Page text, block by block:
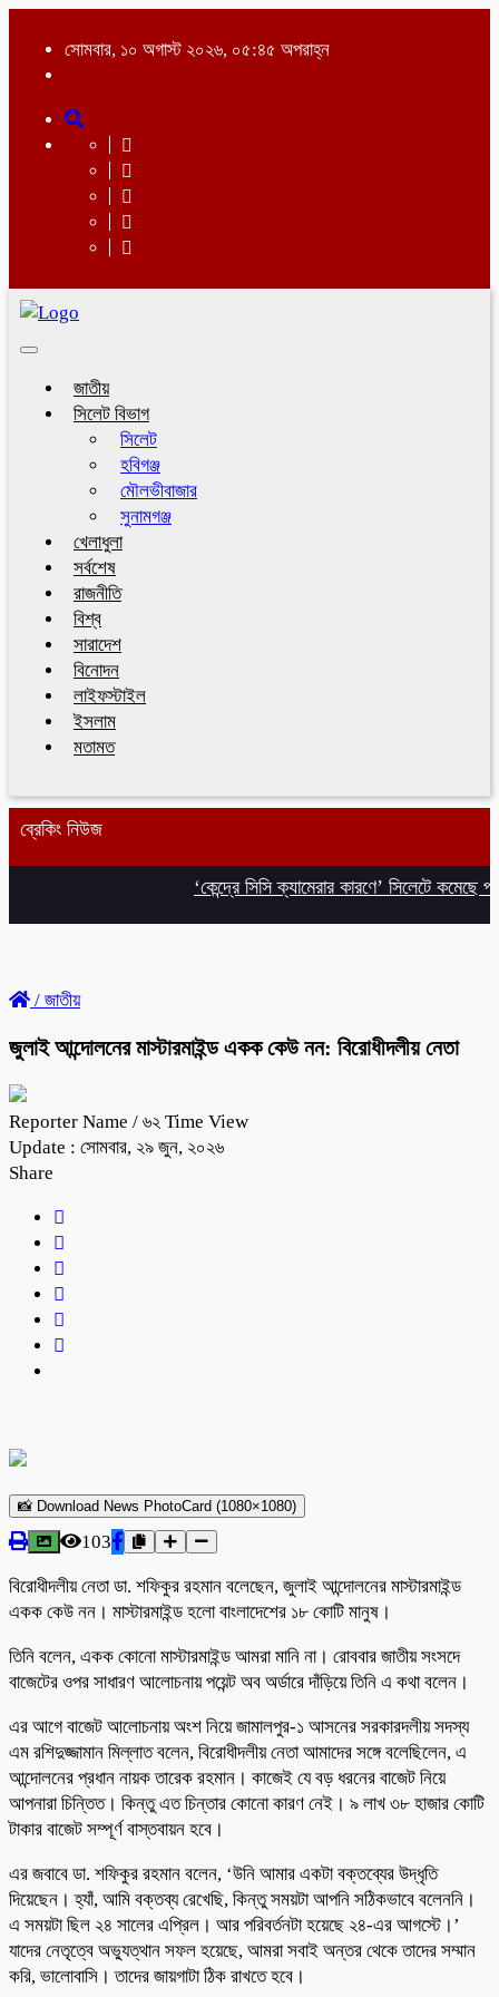
সোমবার, ১০ অগাস্ট ২০২৬, ০৫:৪৫ অপরাহ্ন
Toggle
জাতীয়
সিলেট বিভাগ
সিলেট
হবিগঞ্জ
মৌলভীবাজার
সুনামগঞ্জ
খেলাধুলা
সর্বশেষ
রাজনীতি
বিশ্ব
সারাদেশ
বিনোদন
লাইফস্টাইল
ইসলাম
মতামত
ব্রেকিং নিউজ
‘কেন্দ্রে সিসি ক্যামেরার কারণে’ সিলেটে কমেছে
/ জাতীয়
জুলাই আন্দোলনের মাস্টারমাইন্ড একক কেউ নন: বিরোধীদলীয় নেতা
Reporter Name / ৬২ Time View
Update : সোমবার, ২৯ জুন, ২০২৬
Share
📸 Download News PhotoCard (1080×1080)
103
বিরোধীদলীয় নেতা ডা. শফিকুর রহমান বলেছেন, জুলাই আন্দোলনের মাস্টারমাইন্ড
একক কেউ নন। মাস্টারমাইন্ড হলো বাংলাদেশের ১৮ কোটি মানুষ।
তিনি বলেন, একক কোনো মাস্টারমাইন্ড আমরা মানি না। রোববার জাতীয় সংসদে
বাজেটের ওপর সাধারণ আলোচনায় পয়েন্ট অব অর্ডারে দাঁড়িয়ে তিনি এ কথা বলেন।
এর আগে বাজেট আলোচনায় অংশ নিয়ে জামালপুর-১ আসনের সরকারদলীয় সদস্য
এম রশিদুজ্জামান মিল্লাত বলেন, বিরোধীদলীয় নেতা আমাদের সঙ্গে বলেছিলেন, এ
আন্দোলনের প্রধান নায়ক তারেক রহমান। কাজেই যে বড় ধরনের বাজেট নিয়ে
আপনারা চিন্তিত। কিন্তু এত চিন্তার কোনো কারণ নেই। ৯ লাখ ৩৮ হাজার কোটি
টাকার বাজেট সম্পূর্ণ বাস্তবায়ন হবে।
এর জবাবে ডা. শফিকুর রহমান বলেন, ‘উনি আমার একটা বক্তব্যের উদ্ধৃতি
দিয়েছেন। হ্যাঁ, আমি বক্তব্য রেখেছি, কিন্তু সময়টা আপনি সঠিকভাবে বলেননি।
এ সময়টা ছিল ২৪ সালের এপ্রিল। আর পরিবর্তনটা হয়েছে ২৪-এর আগস্টে।’
যাদের নেতৃত্বে অভ্যুত্থান সফল হয়েছে, আমরা সবাই অন্তর থেকে তাদের সম্মান
করি, ভালোবাসি। তাদের জায়গাটা ঠিক রাখতে হবে।